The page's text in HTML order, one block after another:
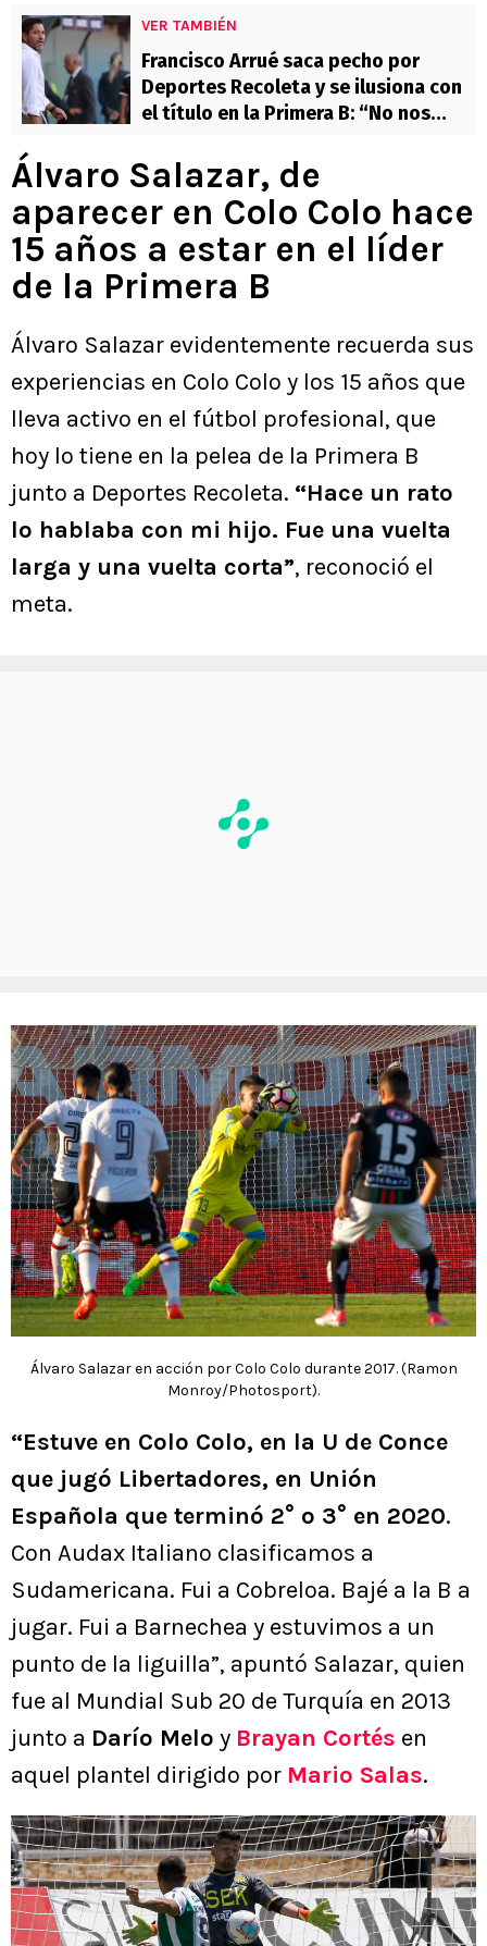
VER TAMBIÉN
Francisco Arrué saca pecho por
Deportes Recoleta y se ilusiona con
el título en la Primera B: “No nos
Álvaro Salazar, de
aparecer en Colo Colo hace
15 años a estar en el líder
de la Primera B
Álvaro Salazar evidentemente recuerda sus
experiencias en Colo Colo y los 15 años que
lleva activo en el fútbol profesional, que
hoy lo tiene en la pelea de la Primera B
junto a Deportes Recoleta. “Hace un rato
lo hablaba con mi hijo. Fue una vuelta
larga y una vuelta corta”, reconoció el
meta.
Álvaro Salazar en acción por Colo Colo durante 2017. (Ramon
Monroy/Photosport).
“Estuve en Colo Colo, en la U de Conce
que jugó Libertadores, en Unión
Española que terminó 2° o 3° en 2020.
Con Audax Italiano clasificamos a
Sudamericana. Fui a Cobreloa. Bajé a la B a
jugar. Fui a Barnechea y estuvimos a un
punto de la liguilla”, apuntó Salazar, quien
fue al Mundial Sub 20 de Turquía en 2013
junto a Darío Melo y Brayan Cortés en
aquel plantel dirigido por Mario Salas.